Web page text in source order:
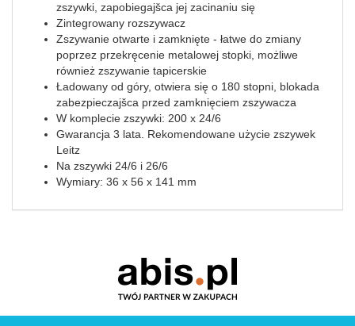
zszywki, zapobiegajšca jej zacinaniu się
Zintegrowany rozszywacz
Zszywanie otwarte i zamknięte - łatwe do zmiany
poprzez przekręcenie metalowej stopki, możliwe
również zszywanie tapicerskie
Ładowany od góry, otwiera się o 180 stopni, blokada
zabezpieczajšca przed zamknięciem zszywacza
W komplecie zszywki: 200 x 24/6
Gwarancja 3 lata. Rekomendowane użycie zszywek
Leitz
Na zszywki 24/6 i 26/6
Wymiary: 36 x 56 x 141 mm